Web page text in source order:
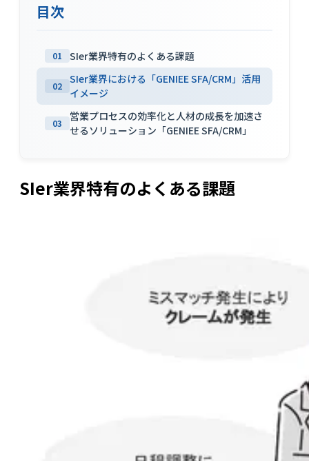
目次
01 SIer業界特有のよくある課題
02
SIer業界における「GENIEE SFA/CRM」活用
イメージ
03
営業プロセスの効率化と人材の成長を加速さ
せるソリューション「GENIEE SFA/CRM」
SIer業界特有のよくある課題